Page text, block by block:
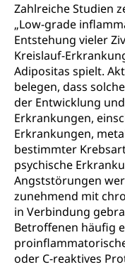
Zahlreiche Studien
„Low-grade
Entstehung vieler
Kreislauf-
Adipositas spielt.
belegen, dass
der Entwicklung
Erkrankungen,
Erkrankungen,
bestimmter
psychische
Angststörungen
zunehmend mit
in Verbindung
Betroffenen häufig
oder C-reaktives